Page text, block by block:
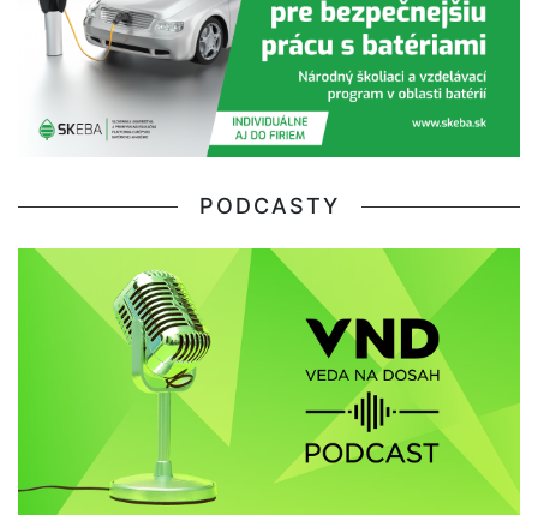
PODCASTY